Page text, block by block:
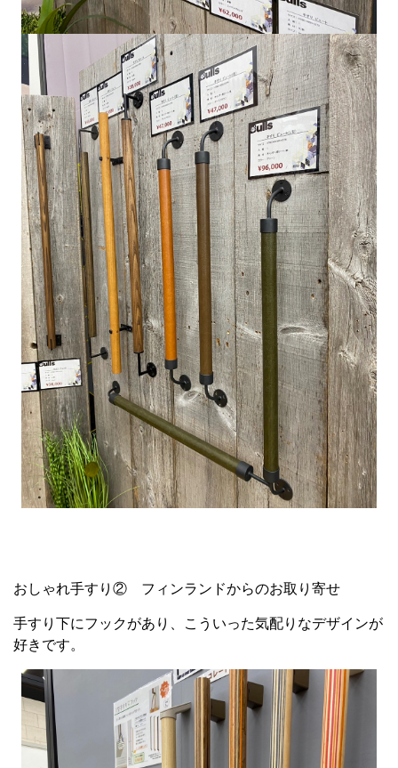
おしゃれ手すり② フィンランドからのお取り寄せ
手すり下にフックがあり、こういった気配りなデザインが
好きです。